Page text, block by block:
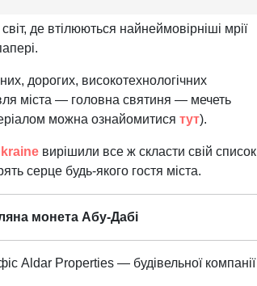
де втілюються найнеймовірніші мрії
дорогих, високотехнологічних
міста — головна святиня — мечеть
можна ознайомитися тут).
вирішили все ж скласти свій список
серце будь-якого гостя міста.
монета Абу-Дабі
Aldar Properties — будівельної компанії